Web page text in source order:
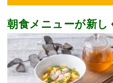
朝食メニューが新し